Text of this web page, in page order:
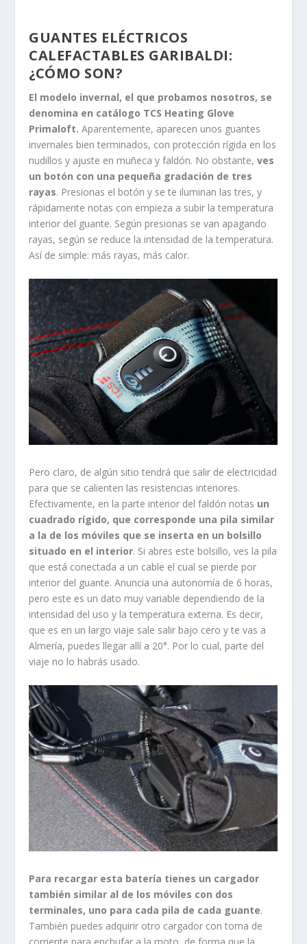
un botón con una pequeña gradación de tres
rayas . Presionas el botón y se te iluminan las tres, y
rápidamente notas con empieza a subir la temperatura
interior del guante. Según presionas se van apagando
rayas, según se reduce la intensidad de la temperatura.
Así de simple: más rayas, más calor.
Pero claro, de algún sitio tendrá que salir de electricidad
para que se calienten las resistencias interiores.
Efectivamente, en la parte interior del faldón notas
cuadrado rígido, que corresponde una pila similar
a la de los móviles que se inserta en un bolsillo
situado en el interior. Si abres este bolsillo, ves la pila
que está conectada a un cable el cual se pierde por
interior del guante. Anuncia una autonomía de 6 horas,
intensidad del uso y la temperatura externa. Es decir,
que es en un largo viaje sale salir bajo cero y te vas a
Almería, puedes llegar allí a 20°. Por lo cual, parte del
viaje no lo habrás usado.
Para recargar esta batería tienes un cargador
también similar al de los móviles con dos
terminales, uno para cada pila de cada guante.
También puedes adquirir otro cargador con toma de
corriente para enchufar a la moto, de forma que la
autonomía sería toda la que necesitases.
Claro que, aparte del gadget de la resistencia eléctrica,
capa externa de cordura con refuerzos de piel. El
aislante térmico, que logra el clásico acolchado de los
guantes invernales, es de Primaloft. Y además tiene
membrana de Hipora cortaviento, impermeable y que